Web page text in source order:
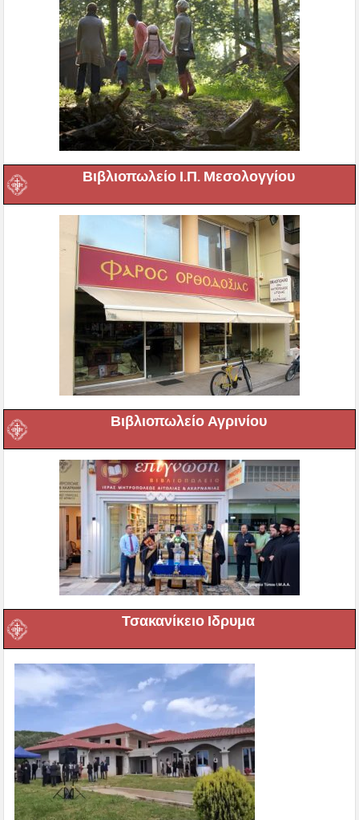
Βιβλιοπωλείο Ι.Π. Μεσολογγίου
Βιβλιοπωλείο Αγρινίου
Τσακανίκειο Ιδρυμα